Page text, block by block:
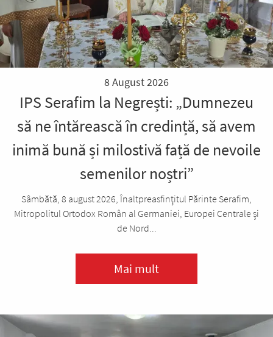
8 August 2026
IPS Serafim la Negrești: „Dumnezeu
să ne întărească în credință, să avem
inimă bună și milostivă față de nevoile
semenilor noștri”
Sâmbătă, 8 august 2026, Înaltpreasfinţitul Părinte Serafim,
Mitropolitul Ortodox Român al Germaniei, Europei Centrale şi
de Nord...
Mai mult